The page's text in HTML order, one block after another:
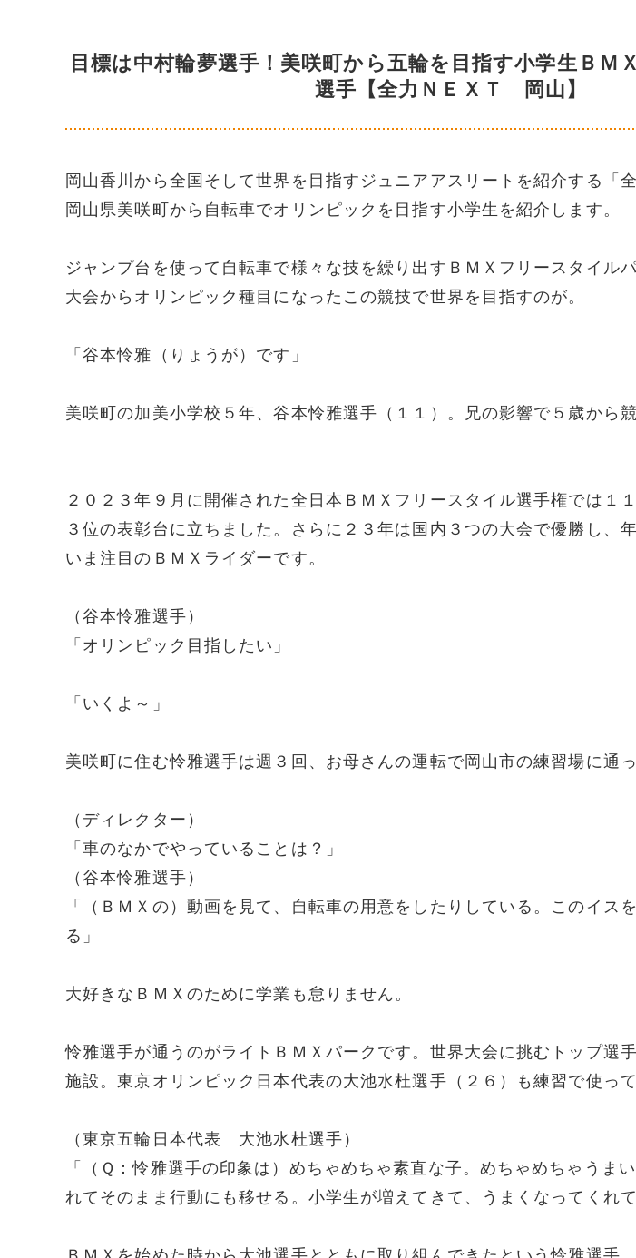
目標は中村輪夢選手！美咲町から五輪を目指す小学生ＢＭ
選手【全力ＮＥＸＴ 岡山】
岡山香川から全国そして世界を目指すジュニアアスリートを紹介する「
岡山県美咲町から自転車でオリンピックを目指す小学生を紹介します。
ジャンプ台を使って自転車で様々な技を繰り出すＢＭＸフリースタイル
大会からオリンピック種目になったこの競技で世界を目指すのが。
「谷本怜雅（りょうが）です」
美咲町の加美小学校５年、谷本怜雅選手（１１）。兄の影響で５歳から
２０２３年９月に開催された全日本ＢＭＸフリースタイル選手権では１
３位の表彰台に立ちました。さらに２３年は国内３つの大会で優勝し、
いま注目のＢＭＸライダーです。
（谷本怜雅選手）
「オリンピック目指したい」
「いくよ～」
美咲町に住む怜雅選手は週３回、お母さんの運転で岡山市の練習場に通っ
（ディレクター）
「車のなかでやっていることは？」
（谷本怜雅選手）
「（ＢＭＸの）動画を見て、自転車の用意をしたりしている。このイス
る」
大好きなＢＭＸのために学業も怠りません。
怜雅選手が通うのがライトＢＭＸパークです。世界大会に挑むトップ選
施設。東京オリンピック日本代表の大池水杜選手（２６）も練習で使って
（東京五輪日本代表 大池水杜選手）
「（Ｑ：怜雅選手の印象は）めちゃめちゃ素直な子。めちゃめちゃうま
れてそのまま行動にも移せる。小学生が増えてきて、うまくなってくれて